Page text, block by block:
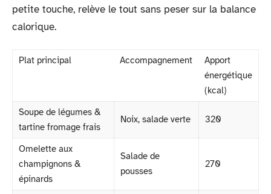
petite touche, relève le tout sans peser sur la balance
calorique.
Plat principal Accompagnement
Apport
énergétique
(kcal)
Soupe de légumes &
tartine fromage frais
Noix, salade verte 320
Omelette aux
champignons &
épinards
Salade de
pousses
270